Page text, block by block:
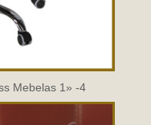
Mebelas 1» -4